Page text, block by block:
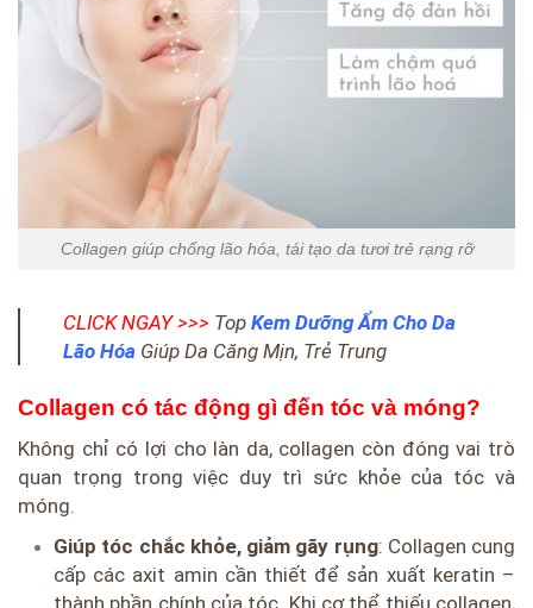
Collagen giúp chống lão hóa, tái tạo da tươi trẻ rạng rỡ
CLICK NGAY >>> Top Kem Dưỡng Ẩm Cho Da
Lão Hóa Giúp Da Căng Mịn, Trẻ Trung
Collagen có tác động gì đến tóc và móng?
Không chỉ có lợi cho làn da, collagen còn đóng vai trò
quan trọng trong việc duy trì sức khỏe của tóc và
móng.
Giúp tóc chắc khỏe, giảm gãy rụng: Collagen cung
cấp các axit amin cần thiết để sản xuất keratin –
thành phần chính của tóc. Khi cơ thể thiếu collagen,